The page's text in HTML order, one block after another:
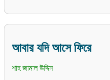
আবার যদি আসে ফিরে
শাহ জামাল উদ্দিন